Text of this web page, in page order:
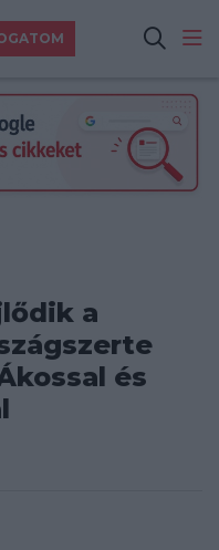
a
és